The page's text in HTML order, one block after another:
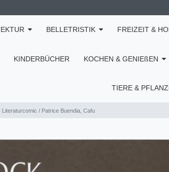
BELLETRISTIK FREIZEIT &
KINDERBÜCHER KOCHEN & GENIEßEN
TIERE &
/ Patrice Buendia, Cafu